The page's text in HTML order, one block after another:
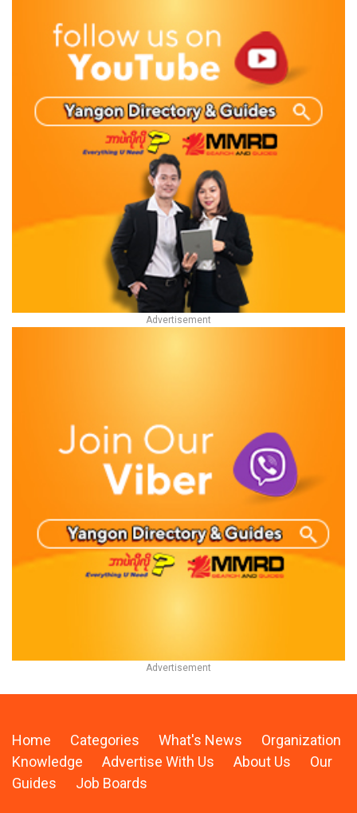
Home Categories What's News
Organization
Knowledge
Advertise With Us About Us
Our
Guides
Job Boards